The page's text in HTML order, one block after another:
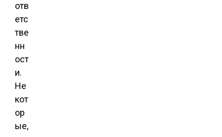
отв
етс
тве
нн
ост
и.
Не
кот
ор
ые,